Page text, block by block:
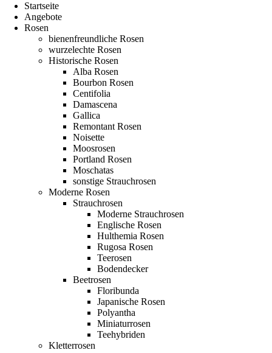
Startseite
Angebote
Rosen
bienenfreundliche Rosen
wurzelechte Rosen
Historische Rosen
Alba Rosen
Bourbon Rosen
Centifolia
Damascena
Gallica
Remontant Rosen
Noisette
Moosrosen
Portland Rosen
Moschatas
sonstige Strauchrosen
Moderne Rosen
Strauchrosen
Moderne Strauchrosen
Englische Rosen
Hulthemia Rosen
Rugosa Rosen
Teerosen
Bodendecker
Beetrosen
Floribunda
Japanische Rosen
Polyantha
Miniaturrosen
Teehybriden
Kletterrosen